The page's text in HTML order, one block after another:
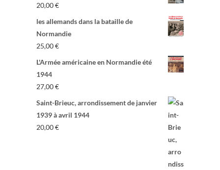
20,00€
les allemands dans la bataille de
Normandie
25,00€
L'Armée américaine en Normandie été
1944
27,00€
Saint-Brieuc, arrondissement de janvier
1939 à avril 1944
20,00€